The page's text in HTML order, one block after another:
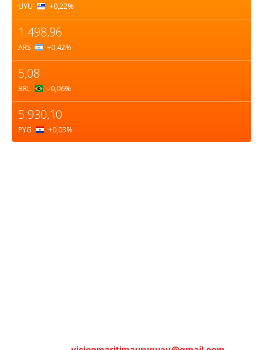
UYU +0,22%
1.498,96
ARS +0,42%
5,08
BRL –0,06%
5.930,10
PYG +0,03%